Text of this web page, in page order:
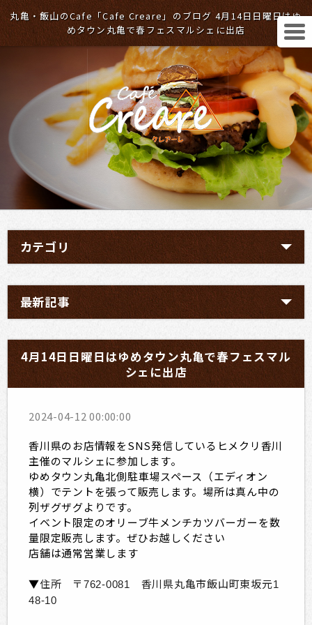
丸亀・飯山のCafe「Cafe Creare」のブログ 4月14日日曜日はゆ
めタウン丸亀で春フェスマルシェに出店
カテゴリ
最新記事
4月14日日曜日はゆめタウン丸亀で春フェスマル
シェに出店
2024-04-12 00:00:00
香川県のお店情報をSNS発信しているヒメクリ香川
主催のマルシェに参加します。
ゆめタウン丸亀北側駐車場スペース（エディオン
横）でテントを張って販売します。場所は真ん中の
列ザグザグよりです。
イベント限定のオリーブ牛メンチカツバーガーを数
量限定販売します。ぜひお越しください
店舗は通常営業します
▼住所 〒 762-0081 香川県丸亀市飯山町東坂元1
48-10